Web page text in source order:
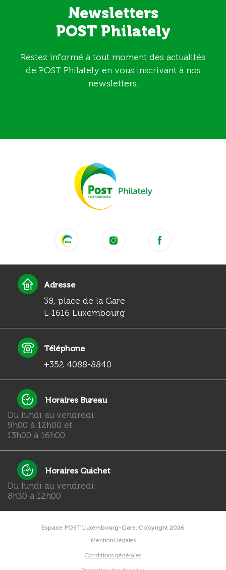
Newsletters
POST Philately
Restez informé à tout moment des actualités
de POST Philately en vous inscrivant à nos
newsletters.
Adresse
38, place de la Gare
L-1616 Luxembourg
Téléphone
+352 4088-8840
Horaires Bureau
Du lundi au vendredi:
9h00 à 12h00 et
13h00 à 16h00
Horaires Guichet
Du lundi au vendredi:
8h30 à 12h00